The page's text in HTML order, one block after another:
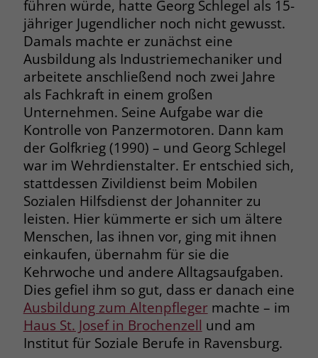
führen würde, hatte Georg Schlegel als 15-
jähriger Jugendlicher noch nicht gewusst.
Damals machte er zunächst eine
Ausbildung als Industriemechaniker und
arbeitete anschließend noch zwei Jahre
als Fachkraft in einem großen
Unternehmen. Seine Aufgabe war die
Kontrolle von Panzermotoren. Dann kam
der Golfkrieg (1990) – und Georg Schlegel
war im Wehrdienstalter. Er entschied sich,
stattdessen Zivildienst beim Mobilen
Sozialen Hilfsdienst der Johanniter zu
leisten. Hier kümmerte er sich um ältere
Menschen, las ihnen vor, ging mit ihnen
einkaufen, übernahm für sie die
Kehrwoche und andere Alltagsaufgaben.
Dies gefiel ihm so gut, dass er danach eine
Ausbildung zum Altenpflegermachte – im
Haus St. Josef in Brochenzell und am
Institut für Soziale Berufe in Ravensburg.
Name cookie_optin
Anbieter www.stiftung-liebenau.de
Laufzeit 1 Monat
Zweck
Behält die Zustimmung des Benutzers
zum Cookie Opt-In
Name __cf_bm
Anbieter .fonts.net
Laufzeit 30 Minuten
Zweck
This cookie, set by Cloudflare, is used to
support Cloudflare Bot Management.
Name JSessionID
Anbieter jobs.stiftung-liebenau.de
Anbieter www.clarity.ms
Laufzeit 1 Jahr
Zweck
Microsoft Clarity setzt dieses Cookie,
um die Seitenaufrufe eines Benutzers
zu speichern und in einer einzigen
Sitzungsaufzeichnung
zusammenzufassen.
Name _gcl_au
Anbieter Google Ads
Laufzeit 90 Tage
Zweck Enthält eine zufallsgenerierte User-ID.
Name _gcl_aw
Anbieter Google Ads